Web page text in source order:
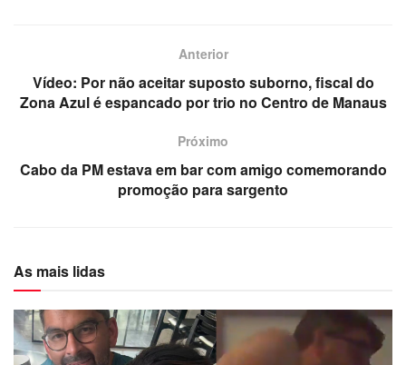
Anterior
Vídeo: Por não aceitar suposto suborno, fiscal do
Zona Azul é espancado por trio no Centro de Manaus
Próximo
Cabo da PM estava em bar com amigo comemorando
promoção para sargento
As mais lidas